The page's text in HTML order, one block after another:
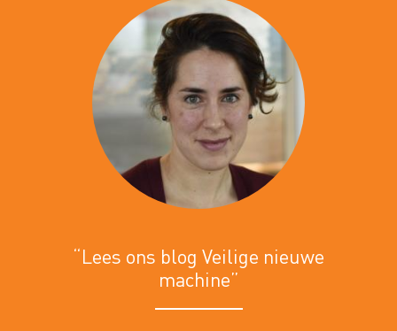
“Lees ons blog Veilige nieuwe
machine”